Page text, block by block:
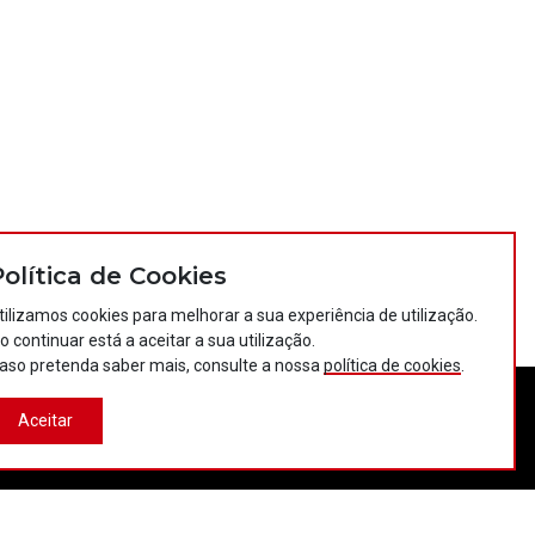
Política de privacidade
de Cookies
cookies para melhorar a sua experiência de utilização.
continuar está a aceitar a sua utilização.
pretenda saber mais, consulte a nossa política de cookies
Aceitar